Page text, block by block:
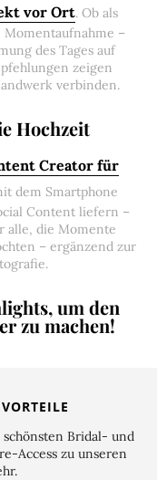
vor Ort. Ob als
Momentaufnahme –
des Tages auf
zeigen
verbinden.
Hochzeit
Creator für
dem Smartphone
Content liefern –
alle, die Momente
– ergänzend zur
um den
zu machen!
Bridal- und
Access zu unseren